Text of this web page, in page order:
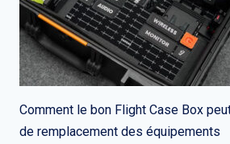
Comment le bon Flight Case Box
de remplacement des équipements